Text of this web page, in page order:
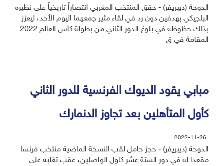
الدوحة (ديبريفر) - حقق المنتخب المغربي انتصاراً تاريخياً على نظيره
البلجيكي بهدفين دون رد في لقاء مثير جمعهما اليوم الأحد، ليعزز
بذلك حظوظه في بلوغ الدور الثاني من بطولة كأس العالم 2022
المقامة في ق
مبابي يقود الديوك الفرنسية للدور الثاني
كأول المتأهلين بعد تجاوز الدنمارك
2022-11-26
الدوحة (ديبريفر) - حجز حامل لقب النسخة الماضية منتخب فرنسا
مقعدا له في دور الستة عشر كأول الواصلين، عقب تغلبه على